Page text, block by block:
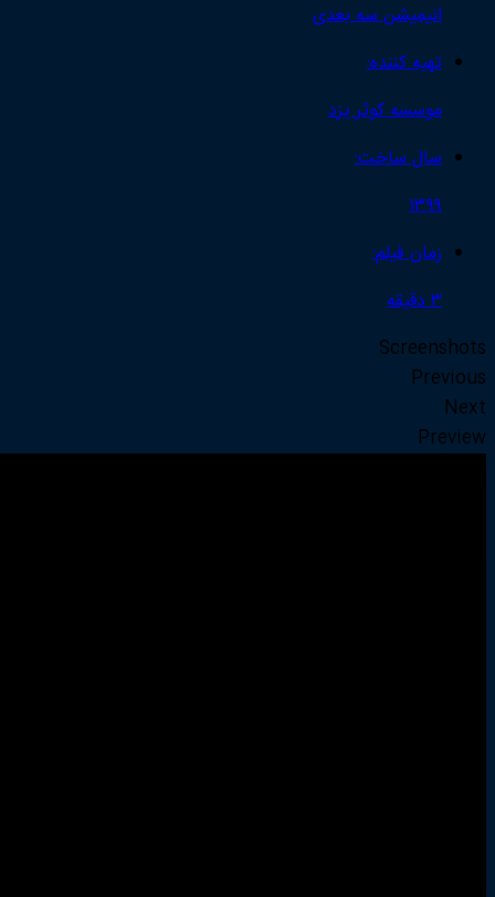
انیمیشن سه بعدی
تهیه کننده:
موسسه کوثر یزد
سال ساخت:
۱۳۹۹
زمان فیلم:
۳ دقیقه
Screenshots
Previous
Next
Preview